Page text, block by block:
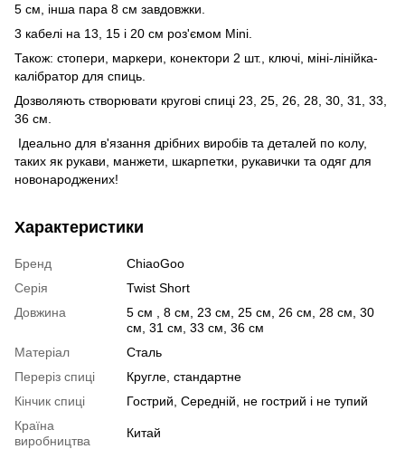
5 см, інша пара 8 см завдовжки.
3 кабелі на 13, 15 і 20 см роз'ємом Mini.
Також: стопери, маркери, конектори 2 шт., ключі, міні-лінійка-
калібратор для спиць.
Дозволяють створювати кругові спиці 23, 25, 26, 28, 30, 31, 33,
36 см.
Ідеально для в'язання дрібних виробів та деталей по колу,
таких як рукави, манжети, шкарпетки, рукавички та одяг для
новонароджених!
Характеристики
Бренд
ChiaoGoo
Серія
Twist Short
Довжина
5 см , 8 см, 23 см, 25 см, 26 см, 28 см, 30
см, 31 см, 33 см, 36 см
Матеріал
Сталь
Переріз спиці
Кругле, стандартне
Кінчик спиці
Гострий, Середній, не гострий і не тупий
Країна
виробництва
Китай